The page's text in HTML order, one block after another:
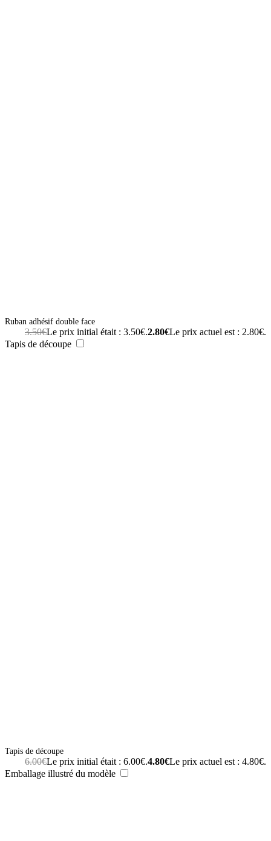
Ruban adhésif double face
3.50€Le prix initial était : 3.50€.2.80€Le prix actuel est : 2.80€.
Tapis de découpe
Tapis de découpe
6.00€Le prix initial était : 6.00€.4.80€Le prix actuel est : 4.80€.
Emballage illustré du modèle